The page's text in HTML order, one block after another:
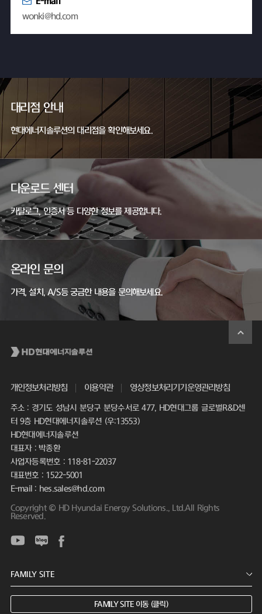
wonki@hd.com
대리점 안내
현대에너지솔루션의 대리점을 확인해보세요.
다운로드 센터
카탈로그, 인증서 등 다양한 정보를 제공합니다.
온라인 문의
가격, 설치, A/S등 궁금한 내용을 문의해보세요.
개인정보처리방침 이용약관 영상정보처리기기운영관리방침
주소 : 경기도 성남시 분당구 분당수서로 477, HD현대그룹 글로벌R&D센
터 9층 HD현대에너지솔루션 (우:13553)
HD현대에너지솔루션
대표자 : 박종환
사업자등록번호 : 118-81-22037
대표번호 : 1522-5001
E-mail : hes.sales@hd.com
Copyright © HD Hyundai Energy Solutions., Ltd.All Rights
Reserved.
FAMILY SITE 이동 (클릭)